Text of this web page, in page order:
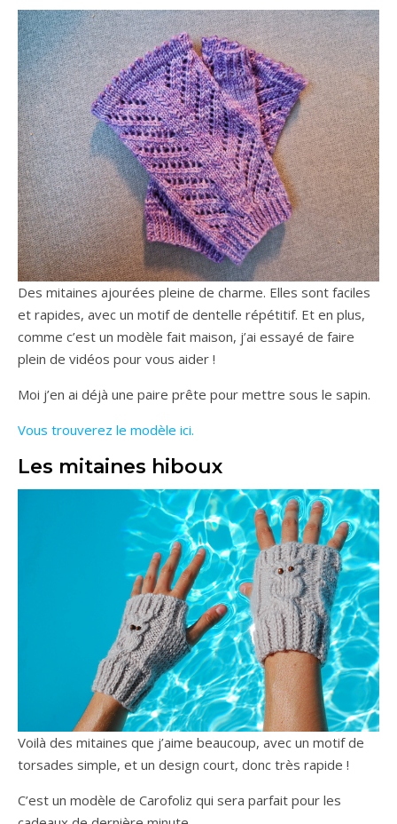
Des mitaines ajourées pleine de charme. Elles sont faciles
et rapides, avec un motif de dentelle répétitif. Et en plus,
comme c’est un modèle fait maison, j’ai essayé de faire
plein de vidéos pour vous aider !
Moi j’en ai déjà une paire prête pour mettre sous le sapin.
Vous trouverez le modèle ici.
Les mitaines hiboux
Voilà des mitaines que j’aime beaucoup, avec un motif de
torsades simple, et un design court, donc très rapide !
C’est un modèle de Carofoliz qui sera parfait pour les